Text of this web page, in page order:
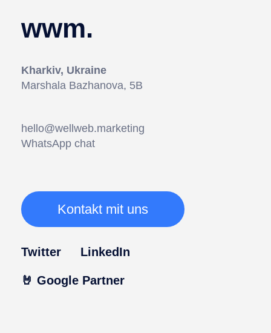
wwm.
Kharkiv, Ukraine
Marshala Bazhanova, 5В
hello@wellweb.marketing
WhatsApp chat
Kontakt mit uns
Twitter LinkedIn
🤘 Google Partner